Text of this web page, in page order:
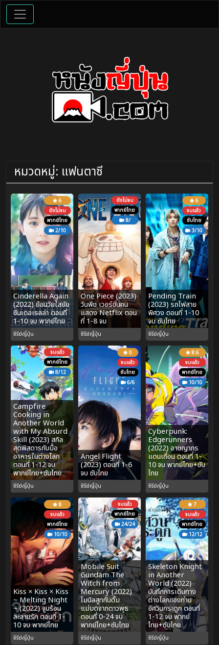
หมวดหมู่: แฟนตาซี
6
ยังไม่จบ
พากย์ไทย
2/10
Cinderella Again
(2022) ย้อนวัยใสยัย
ซินเดอเรลล่า ตอนที่
1-10 จบ พากย์ไทย
ซีรีย์ญี่ปุ่น
ยังไม่จบ
พากย์ไทย
8/
One Piece (2023)
วันพีช เวอร์ชั่นคน
แสดง Netflix ตอน
ที่ 1-8 จบ
ซีรีย์ญี่ปุ่น
6
จบแล้ว
ซับไทย
3/10
Pending Train
(2023) รถไฟสาย
พิศวง ตอนที่ 1-10
จบ ซับไทย
ซีรีย์ญี่ปุ่น
จบแล้ว
พากย์ไทย
8/12
Campfire
Cooking in
Another World
with My Absurd
Skill (2023) สกิล
สุดพิสดารกับมื้อ
อาหารในต่างโลก
ตอนที่ 1-12 จบ
พากย์ไทย+ซับไทย
ซีรีย์ญี่ปุ่น
0
จบแล้ว
ซับไทย
6/6
Angel Flight
(2023) ตอนที่ 1-6
จบ ซับไทย
ซีรีย์ญี่ปุ่น
8.6
จบแล้ว
พากย์ไทย
10/10
Cyberpunk:
Edgerunners
(2022) อาชญากร
แดนเถื่อน ตอนที่ 1-
10 จบ พากย์ไทย+ซับ
ไทย
ซีรีย์ญี่ปุ่น
8
จบแล้ว
พากย์ไทย
10/10
Kiss × Kiss × Kiss
~ Melting Night
~ (2022) จูบร้อน
ละลายรัก ตอนที่ 1-
10 จบ พากย์ไทย
ซีรีย์ญี่ปุ่น
จบแล้ว
พากย์ไทย
24/24
Mobile Suit
Gundam The
Witch from
Mercury (2022)
โมบิลสูทกันดั้ม
แม่มดจากดาวพุธ
ตอนที่ 0-24 จบ
พากย์ไทย+ซับไทย
ซีรีย์ญี่ปุ่น
7
จบแล้ว
พากย์ไทย
12/12
Skeleton Knight
in Another
World (2022)
บันทึกการเดินทาง
ต่างโลกของท่าน
อัศวินกระดูก ตอนที่
1-12 จบ พากย์
ไทย+ซับไทย
ซีรีย์ญี่ปุ่น